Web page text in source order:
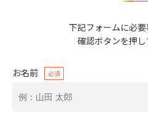
下記フォームに必要
確認ボタンを押し
お名前 必須